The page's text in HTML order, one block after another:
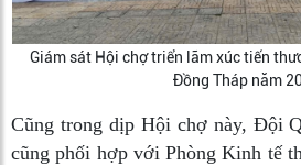
Giám sát Hội chợ triển lãm xúc tiến
Đồng Tháp năm
Cũng trong dịp Hội chợ này, Đội
cũng phối hợp với Phòng Kinh tế